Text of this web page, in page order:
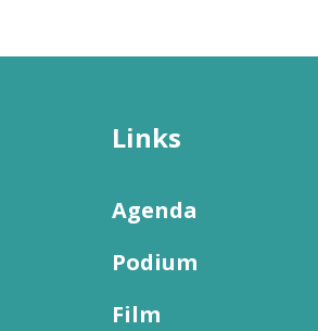
Links
Agenda
Podium
Film